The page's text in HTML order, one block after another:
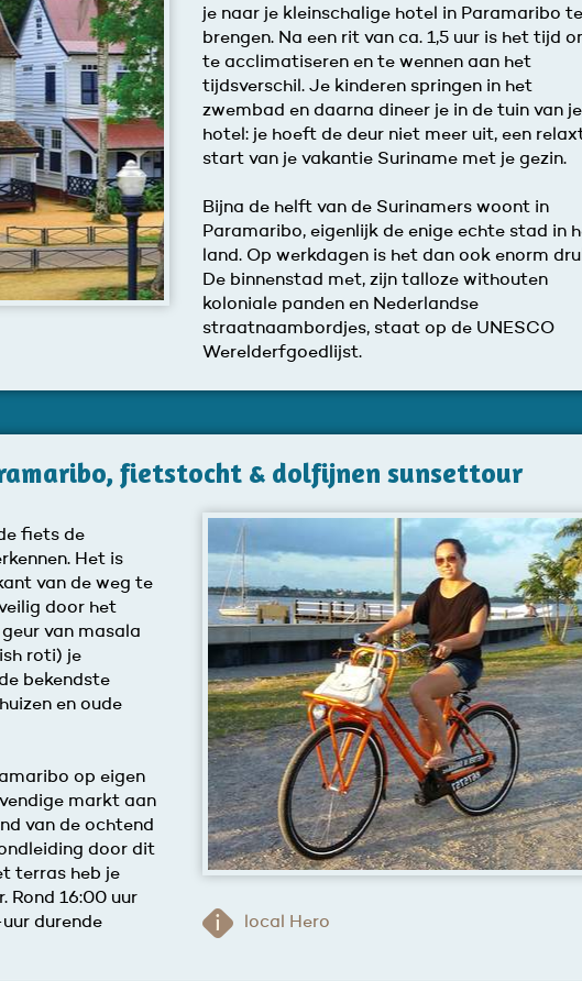
je naar je kleinschalige hotel in Paramaribo te
brengen. Na een rit van ca. 1,5 uur is het tijd
te acclimatiseren en te wennen aan het
tijdsverschil. Je kinderen springen in het
zwembad en daarna dineer je in de tuin van je
hotel: je hoeft de deur niet meer uit, een
start van je vakantie Suriname met je gezin.
Bijna de helft van de Surinamers woont in
Paramaribo, eigenlijk de enige echte stad in
land. Op werkdagen is het dan ook enorm
De binnenstad met, zijn talloze withouten
koloniale panden en Nederlandse
straatnaambordjes, staat op de UNESCO
Werelderfgoedlijst.
fietstocht & dolfijnen sunsettour
fiets de
Het is
van de weg te
door het
van masala
roti) je
bekendste
en oude
op eigen
markt aan
van de ochtend
door dit
terras heb je
Rond 16:00 uur
durende
local Hero